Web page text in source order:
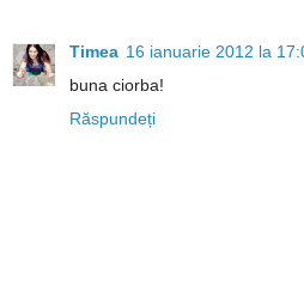
Timea 16 ianuarie 2012 la
buna ciorba!
Răspundeți